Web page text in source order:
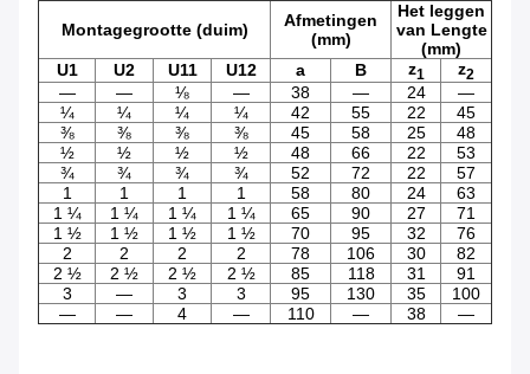
Montagegrootte (duim)
Afmetingen
(mm)
Het leggen
van Lengte
(mm)
U1
U2 U11 U12 a B z1 z2
— — ⅛ — 38 — 24
—
¼
¼ ¼ ¼ 42 55 22
45
⅜
⅜ ⅜ ⅜ 45 58 25
48
½
½ ½ ½ 48 66 22
53
¾
¾ ¾ ¾ 52 72 22
57
1
1 1 1 58 80 24
63
1 ¼
1 ¼ 1 ¼ 1 ¼ 65 90 27
71
1 ½
1 ½ 1 ½ 1 ½ 70 95 32
76
2
2 2 2 78 106 30
82
2 ½
2 ½ 2 ½ 2 ½ 85 118 31
91
3
— 3 3 95 130 35
100
—
— 4 — 110 — 38 —